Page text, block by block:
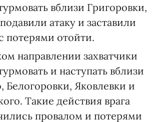
вблизи Григоровки,
атаку и заставили
потерями отойти.
направлении захватчики
и наступать вблизи
Белогоровки, Яковлевки и
Такие действия врага
провалом и потерями